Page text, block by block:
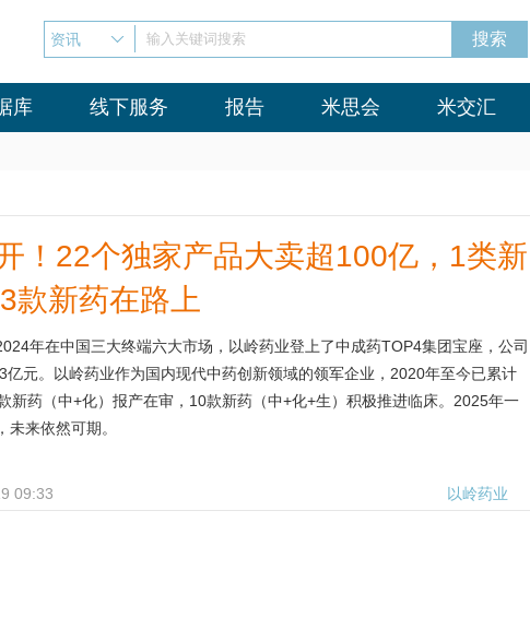
资讯 输入关键词搜索
库 线下服务 报告 米思会 米交汇
！22个独家产品大卖超100亿，1类新
款新药在路上
年在中国三大终端六大市场，以岭药业登上了中成药TOP4集团宝座，公司
元。以岭药业作为国内现代中药创新领域的领军企业，2020年至今已累计
新药（中+化）报产在审，10款新药（中+化+生）积极推进临床。2025年一
来依然可期。
09:33 以岭药业